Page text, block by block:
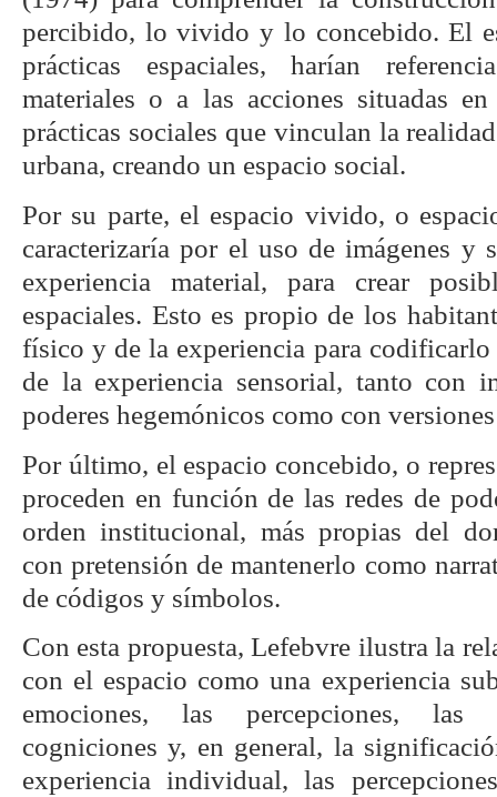
percibido, lo vivido y lo concebido. El
prácticas espaciales, harían
materiales o a las acciones situadas
prácticas sociales que vinculan la
urbana, creando un espacio social.
Por su parte, el espacio vivido, o
caracterizaría por el uso de imágenes y
experiencia material, para crear
espaciales. Esto es propio de los
físico y de la experiencia para
de la experiencia sensorial, tanto con
poderes hegemónicos como con
Por último, el espacio concebido, o
proceden en función de las redes de
orden institucional, más propias del
con pretensión de mantenerlo como
de códigos y símbolos.
Con esta propuesta, Lefebvre ilustra la
con el espacio como una experiencia
emociones, las percepciones, las
cogniciones y, en general, la
experiencia individual, las